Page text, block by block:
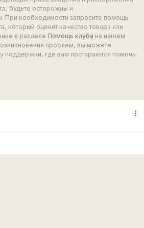
будьте осторожны и
При необходимости запросите помощь
который оценит качество товара или
в разделе Помощь клуба на нашем
проблем, вы можете
поддержки, где вам постараются помочь.
more_vert